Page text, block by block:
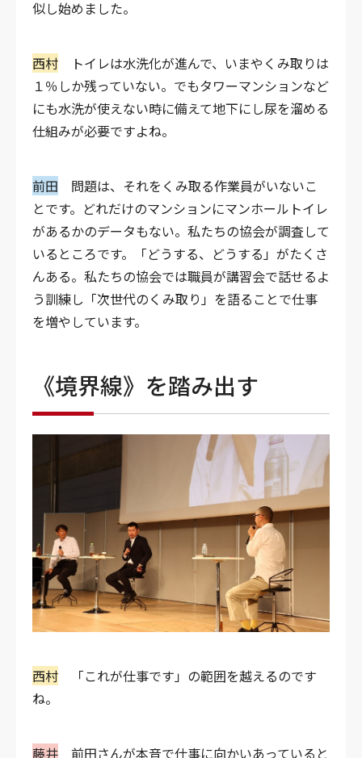
似し始めました。
西村 トイレは水洗化が進んで、いまやくみ取りは
１％しか残っていない。でもタワーマンションなど
にも水洗が使えない時に備えて地下にし尿を溜める
仕組みが必要ですよね。
前田 問題は、それをくみ取る作業員がいないこ
とです。どれだけのマンションにマンホールトイレ
があるかのデータもない。私たちの協会が調査して
いるところです。「どうする、どうする」がたくさ
んある。私たちの協会では職員が講習会で話せるよ
う訓練し「次世代のくみ取り」を語ることで仕事
を増やしています。
《境界線》を踏み出す
西村 「これが仕事です」の範囲を越えるのです
ね。
藤井 前田さんが本音で仕事に向かいあっていると